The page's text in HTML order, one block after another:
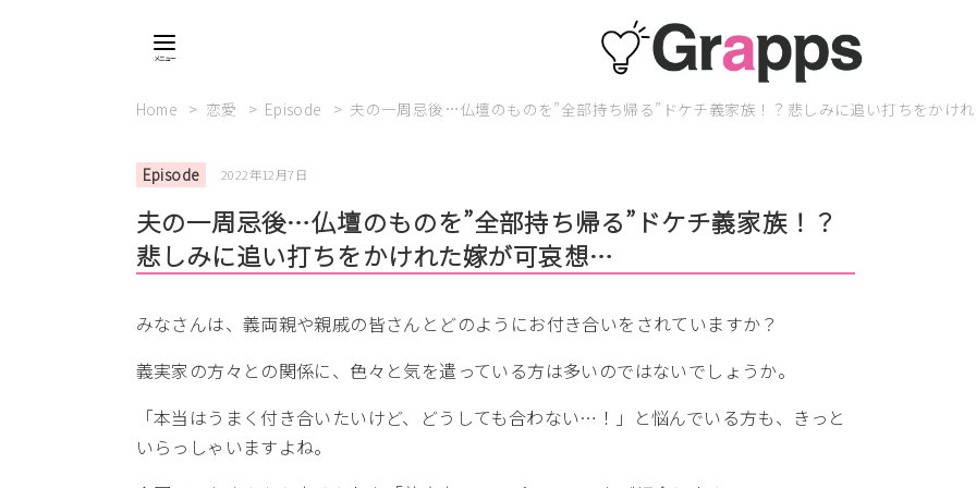
Home 恋愛 Episode 夫の一周忌後…仏壇のものを”全部持ち帰る”ドケチ義家族！？悲しみに追い打ちをかけ
Episode 2022年12月7日
夫の一周忌後…仏壇のものを”全部持ち帰る”ドケチ義家族！？
悲しみに追い打ちをかけれた嫁が可哀想…
みなさんは、義両親や親戚の皆さんとどのようにお付き合いをされていますか？
義実家の方々との関係に、色々と気を遣っている方は多いのではないでしょうか。
「本当はうまく付き合いたいけど、どうしても合わない…！」と悩んでいる方も、きっと
いらっしゃいますよね。